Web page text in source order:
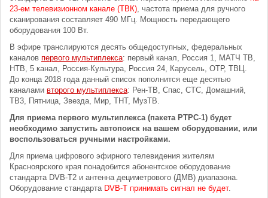
23-ем телевизионном канале (ТВК), частота приема для ручного
сканирования составляет 490 МГц. Мощность передающего
оборудования 100 Вт.
В эфире транслируются десять общедоступных, федеральных
каналов первого мультиплекса: первый канал, Россия 1, МАТЧ ТВ,
НТВ, 5 канал, Россия-Культура, Россия 24, Карусель, ОТР, ТВЦ.
До конца 2018 года данный список пополнится еще десятью
каналами второго мультиплекса: Рен-ТВ, Спас, СТС, Домашний,
ТВ3, Пятница, Звезда, Мир, ТНТ, МузТВ.
Для приема первого мультиплекса (пакета РТРС-1) будет
необходимо запустить автопоиск на вашем оборудовании, или
воспользоваться ручными настройками.
Для приема цифрового эфирного телевидения жителям
Красноярского края понадобится абонентское оборудование
стандарта DVB-T2 и антенна дециметрового (ДМВ) диапазона.
Оборудование стандарта DVB-T принимать сигнал не будет.